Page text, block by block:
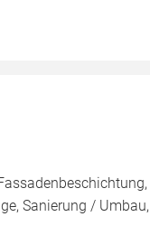
Sanierung / Umbau,